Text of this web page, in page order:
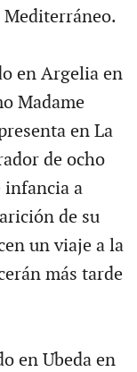
en Argelia en
Madame
en La
de ocho
infancia a
de su
un viaje a la
más tarde
en Ubeda en